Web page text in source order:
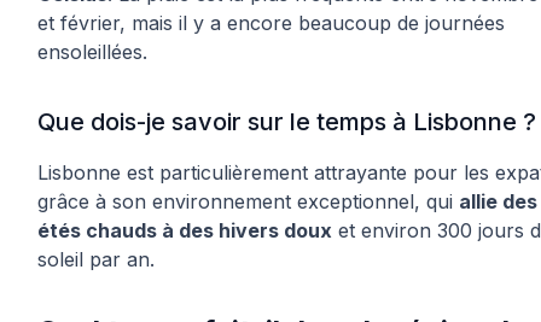
et février, mais il y a encore beaucoup de journées
ensoleillées.
Que dois-je savoir sur le temps à Lisbonne ?
Lisbonne est particulièrement attrayante pour les
grâce à son environnement exceptionnel, qui allie des
étés chauds à des hivers doux et environ 300 jours
soleil par an.